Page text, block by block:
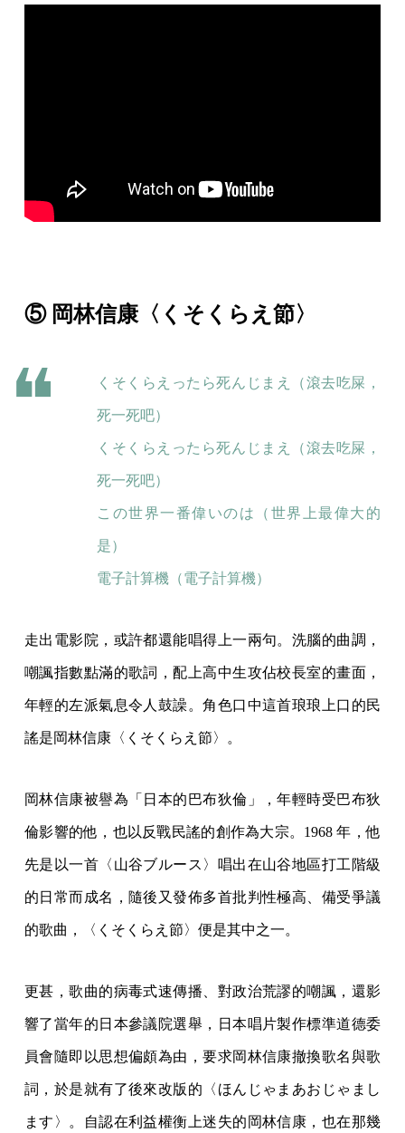
⑤ 岡林信康〈くそくらえ節〉
くそくらえったら死んじまえ（滾去吃屎，
死一死吧）
くそくらえったら死んじまえ（滾去吃屎，
死一死吧）
この世界一番偉いのは（世界上最偉大的
是）
電子計算機（電子計算機）
走出電影院，或許都還能唱得上一兩句。洗腦的曲調，
嘲諷指數點滿的歌詞，配上高中生攻佔校長室的畫面，
年輕的左派氣息令人鼓譟。角色口中這首琅琅上口的民
謠是岡林信康〈くそくらえ節〉。
岡林信康被譽為「日本的巴布狄倫」，年輕時受巴布狄
倫影響的他，也以反戰民謠的創作為大宗。1968 年，他
先是以一首〈山谷ブルース〉唱出在山谷地區打工階級
的日常而成名，隨後又發佈多首批判性極高、備受爭議
的歌曲，〈くそくらえ節〉便是其中之一。
更甚，歌曲的病毒式速傳播、對政治荒謬的嘲諷，還影
響了當年的日本參議院選舉，日本唱片製作標準道德委
員會隨即以思想偏頗為由，要求岡林信康撤換歌名與歌
詞，於是就有了後來改版的〈ほんじゃまあおじゃまし
ます〉。自認在利益權衡上迷失的岡林信康，也在那幾